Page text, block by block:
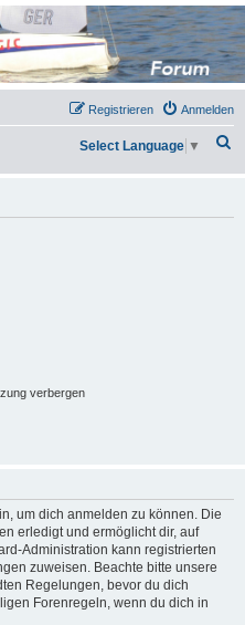
Anmelden
Registrieren
h
Select Language ▼
verbergen
um dich anmelden zu können. Die
erledigt und ermöglicht dir, auf
Administration kann registrierten
zuweisen. Beachte bitte unsere
Regelungen, bevor du dich
Forenregeln, wenn du dich in